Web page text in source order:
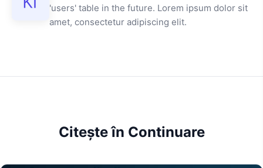
'users' table in the future. Lorem ipsum dolor sit
amet, consectetur adipiscing elit.
Citește în Continuare